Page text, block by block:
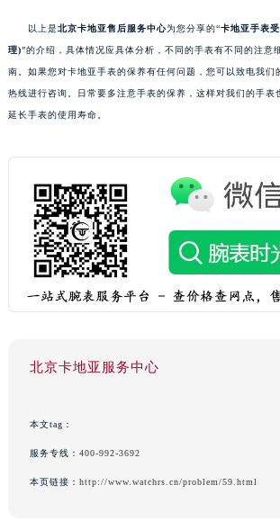
以上是北京卡地亚售后服务中心为您分享的“卡地亚手表
理)”的介绍，具体情况应具体分析，不同的手表有不同的注意
南。如果您对卡地亚手表的保养有任何问题，您可以致电我们
热线进行咨询。日常要多注意手表的保养，这样对我们的手表
延长手表的使用寿命。
北京卡地亚服务中心
本文tag：
服务专线： 400-992-3692
本页链接： http://www.watchrs.cn/problem/59.html